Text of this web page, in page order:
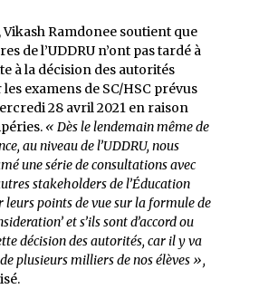
Vikash Ramdonee soutient que
de l’UDDRU n’ont pas tardé à
à la décision des autorités
les examens de SC/HSC prévus
28 avril 2021 en raison
« Dès le lendemain même de
au niveau de l’UDDRU, nous
une série de consultations avec
stakeholders de l’Éducation
leurs points de vue sur la formule de
et s’ils sont d’accord ou
décision des autorités, car il y va
plusieurs milliers de nos élèves »,